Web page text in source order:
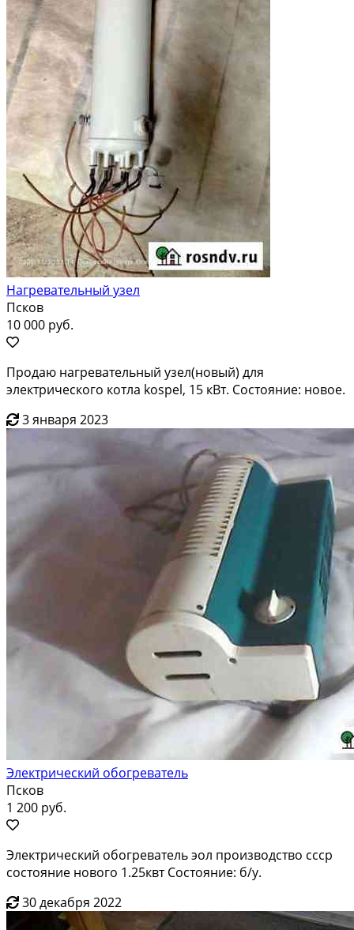
Нагревательный узел
Псков
10 000 руб.
Продаю нагревательный узел(новый) для
электрического котла kospel, 15 кВт. Состояние: новое.
3 января 2023
Электрический обогреватель
Псков
1 200 руб.
Электрический обогреватель эол производство ссср
состояние нового 1.25квт Состояние: б/у.
30 декабря 2022